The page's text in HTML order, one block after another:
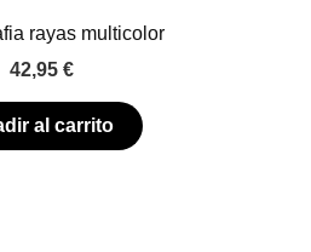
rayas multicolor
42,95 €
al carrito